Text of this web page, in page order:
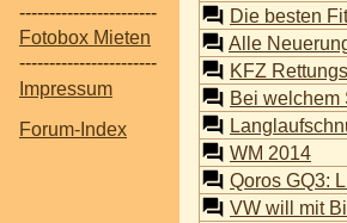
-----------------------
Fotobox Mieten
-----------------------
Impressum
Forum-Index
Die besten
Alle
KFZ
Bei welchem
WM 2014
Qoros GQ3:
VW will mit